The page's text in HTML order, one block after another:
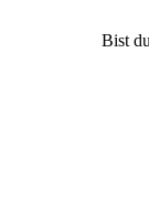
Bist